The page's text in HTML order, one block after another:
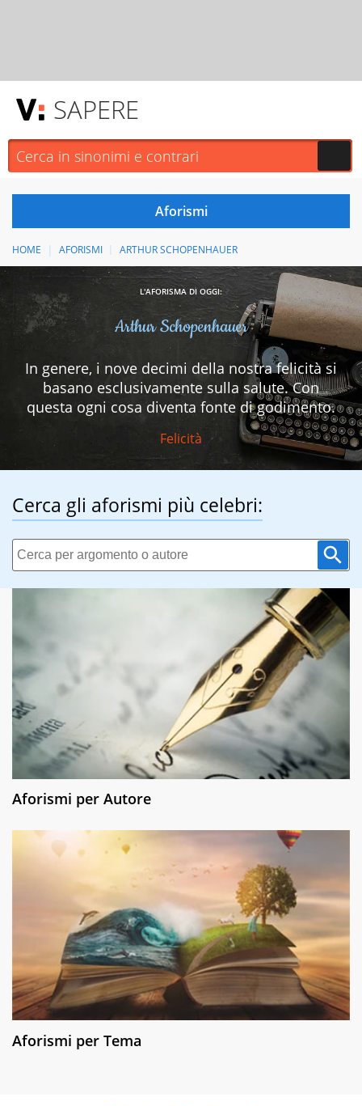
SAPERE
HOME AFORISMI ARTHUR SCHOPENHAUER
L'AFORISMA DI OGGI:
Arthur Schopenhauer
In genere, i nove decimi della nostra felicità si
basano esclusivamente sulla salute. Con
questa ogni cosa diventa fonte di godimento.
Felicità
Cerca gli aforismi più celebri:
Aforismi per Autore
Aforismi per Tema